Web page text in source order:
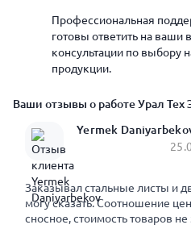
Профессиональная
готовы ответить на ваши
консультации по выбору
продукции.
Ваши отзывы о работе Урал Тех
Yermek
Заказывал стальные листы и
могу сказать. Соотношение
сносное, стоимость товаров не